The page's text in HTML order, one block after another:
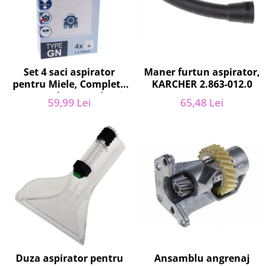
Set 4 saci aspirator
pentru Miele, Complete
C2, Complete C3, Classic
C1, S8, S5, S2, compatibil
59,99 Lei
Maner furtun aspirator,
KARCHER 2.863-012.0
65,48 Lei
Duza aspirator pentru
Ansamblu angrenaj